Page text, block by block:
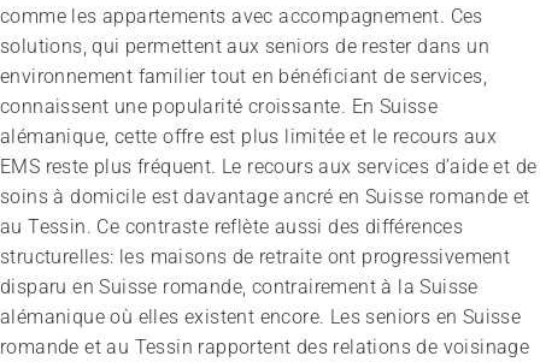
comme les appartements avec accompagnement. Ces
solutions, qui permettent aux seniors de rester dans un
environnement familier tout en bénéficiant de services,
connaissent une popularité croissante. En Suisse
alémanique, cette offre est plus limitée et le recours aux
EMS reste plus fréquent. Le recours aux services d’aide et de
soins à domicile est davantage ancré en Suisse romande et
au Tessin. Ce contraste reflète aussi des différences
structurelles: les maisons de retraite ont progressivement
disparu en Suisse romande, contrairement à la Suisse
alémanique où elles existent encore. Les seniors en Suisse
romande et au Tessin rapportent des relations de voisinage